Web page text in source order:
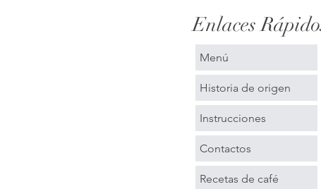
Enlaces
Menú
Historia de origen
Instrucciones
Contactos
Recetas de café